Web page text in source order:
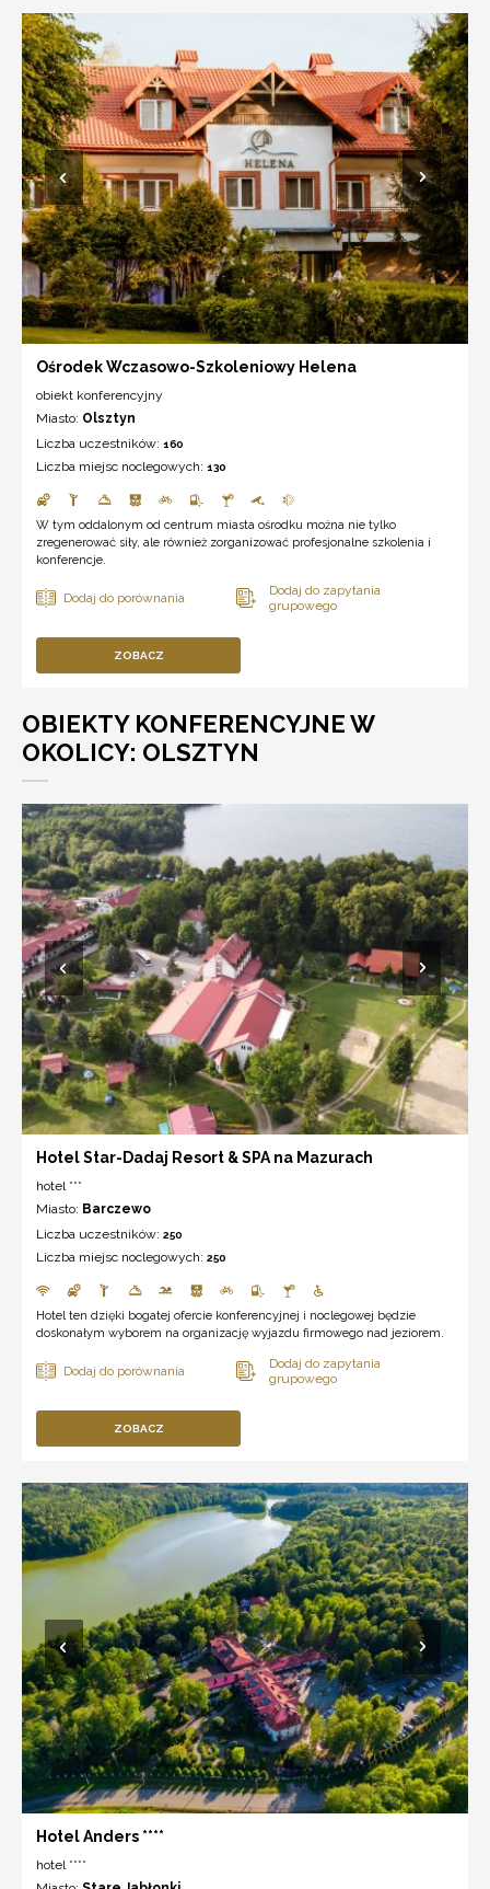
Ośrodek Wczasowo-Szkoleniowy Helena
obiekt konferencyjny
Miasto: Olsztyn
Liczba uczestników: 160
Liczba miejsc noclegowych: 130
W tym oddalonym od centrum miasta ośrodku można nie tylko
zregenerować siły, ale również zorganizować profesjonalne szkolenia i
konferencje.
ZOBACZ
OBIEKTY KONFERENCYJNE W
OKOLICY: OLSZTYN
Hotel Star-Dadaj Resort & SPA na Mazurach
hotel ***
Miasto: Barczewo
Liczba uczestników: 250
Liczba miejsc noclegowych: 250
Hotel ten dzięki bogatej ofercie konferencyjnej i noclegowej będzie
doskonałym wyborem na organizację wyjazdu firmowego nad jeziorem.
ZOBACZ
Hotel Anders ****
hotel ****